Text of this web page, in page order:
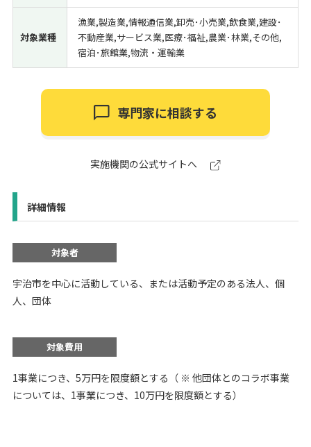
検索
対象業種
漁業,製造業,情報通信業,卸売･小売業,飲食業,建設･
不動産業,サービス業,医療･福祉,農業･林業,その他,
宿泊･旅館業,物流・運輸業
専門家に相談する
実施機関の公式サイトへ
詳細情報
対象者
宇治市を中心に活動している、または活動予定のある法人、個
人、団体
対象費用
1事業につき、5万円を限度額とする（ ※ 他団体とのコラボ事業
については、1事業につき、10万円を限度額とする）